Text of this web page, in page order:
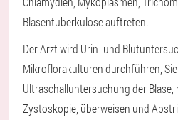
Blasentuberkulose auftreten.
Der Arzt wird Urin- und
Mikroflorakulturen durchführen,
Ultraschalluntersuchung der
Zystoskopie, überweisen und